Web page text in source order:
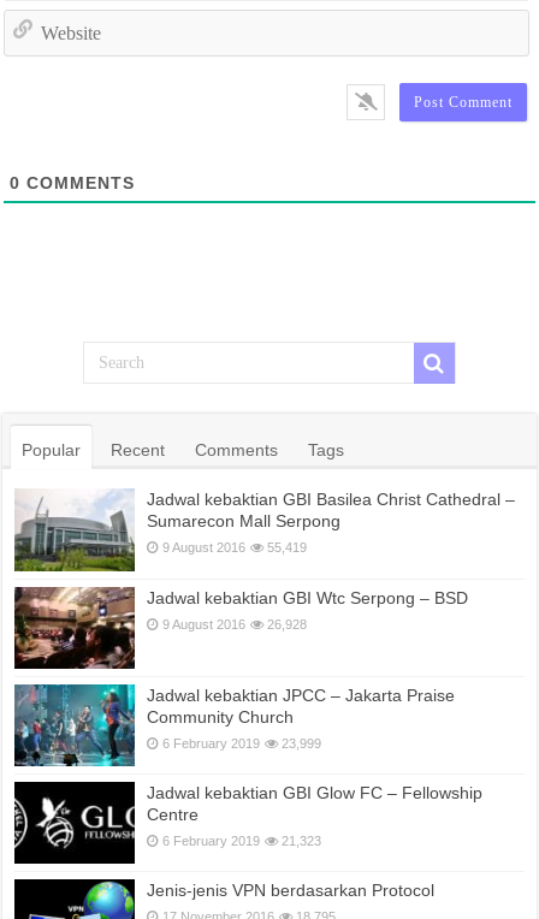
0 COMMENTS
Popular Recent Comments Tags
Jadwal kebaktian GBI Basilea Christ Cathedral –
Sumarecon Mall Serpong
9 August 2016 55,419
Jadwal kebaktian GBI Wtc Serpong – BSD
9 August 2016 26,928
Jadwal kebaktian JPCC – Jakarta Praise
Community Church
6 February 2019 23,999
Jadwal kebaktian GBI Glow FC – Fellowship
Centre
6 February 2019 21,323
Jenis-jenis VPN berdasarkan Protocol